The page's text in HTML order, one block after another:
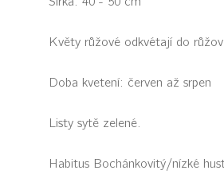
Květy růžové odkvétají do
Doba kvetení: červen až srpen
Listy sytě zelené.
Habitus Bochánkovitý/nízké